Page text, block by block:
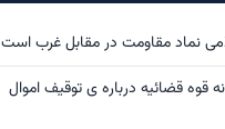
نماد مقاومت در مقابل غرب است
قوه قضائیه درباره ی توقیف اموال